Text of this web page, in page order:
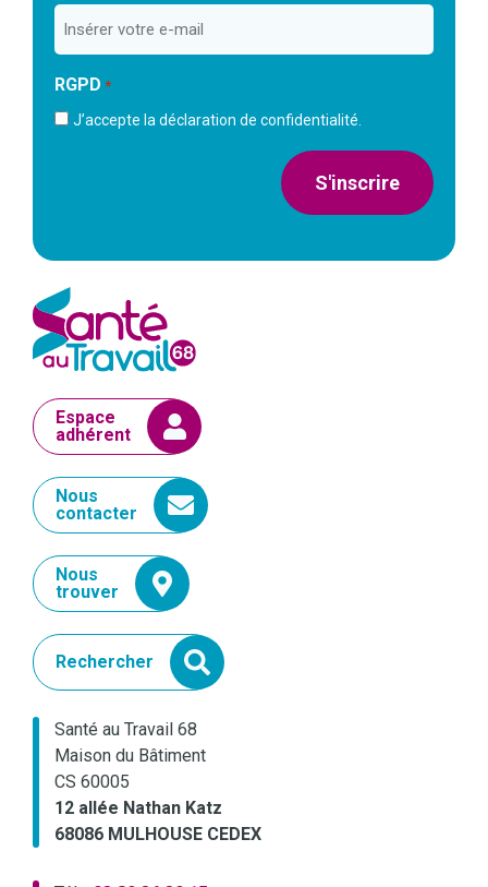
RGPD *
J’accepte la déclaration de confidentialité.
S'inscrire
Espace
adhérent
Nous
contacter
Nous
trouver
Rechercher
Santé au Travail 68
Maison du Bâtiment
CS 60005
12 allée Nathan Katz
68086 MULHOUSE CEDEX